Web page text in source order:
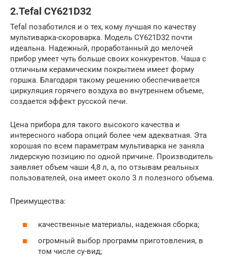
2.Tefal CY621D32
Tefal позаботился и о тех, кому лучшая по качеству
мультиварка-скороварка. Модель CY621D32 почти
идеальна. Надежный, проработанный до мелочей
прибор умеет чуть больше своих конкурентов. Чаша с
отличным керамическим покрытием имеет форму
горшка. Благодаря такому решению обеспечивается
циркуляция горячего воздуха во внутреннем объеме,
создается эффект русской печи.
Цена прибора для такого высокого качества и
интересного набора опций более чем адекватная. Эта
хорошая по всем параметрам мультиварка не заняла
лидерскую позицию по одной причине. Производитель
заявляет объем чаши 4,8 л, а, по отзывам реальных
пользователей, она имеет около 3 л полезного объема.
Преимущества:
качественные материалы, надежная сборка;
огромный выбор программ приготовления, в
том числе су-вид;